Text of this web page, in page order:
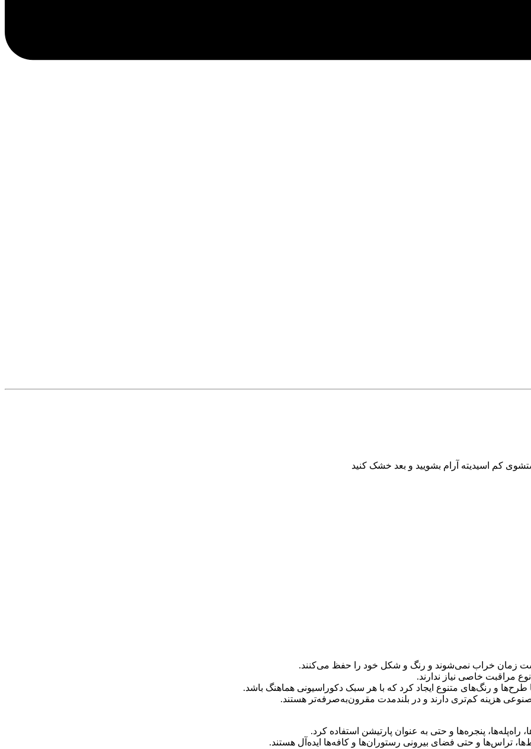
زمان خراب نمی‌شوند و رنگ و شکل خود را حفظ می‌کنند.
مراقبت خاصی نیاز ندارند.
و رنگ‌های متنوع ایجاد کرد که با هر سبک دکوراسیونی هماهنگ باشد.
هزینه کم‌تری دارند و در بلندمدت مقرون‌به‌صرفه‌تر هستند.
راه‌پله‌ها، پنجره‌ها و حتی به عنوان پارتیشن استفاده کرد.
تراس‌ها و حتی فضای بیرونی رستوران‌ها و کافه‌ها ایده‌آل هستند.